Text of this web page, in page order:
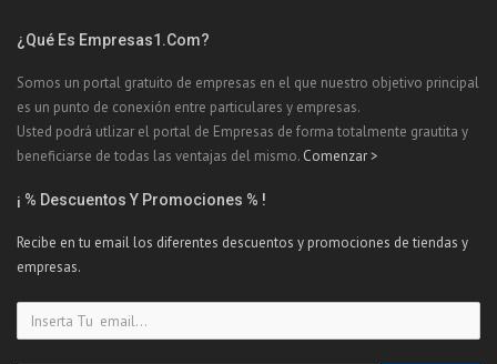
¿Qué Es Empresas1.com?
Somos un portal gratuito de empresas en el que nuestro objetivo principal
es un punto de conexión entre particulares y empresas.
Usted podrá utlizar el portal de Empresas de forma totalmente grautita y
beneficiarse de todas las ventajas del mismo. Comenzar >
¡ % Descuentos Y Promociones % !
Recibe en tu email los diferentes descuentos y promociones de tiendas y
empresas.